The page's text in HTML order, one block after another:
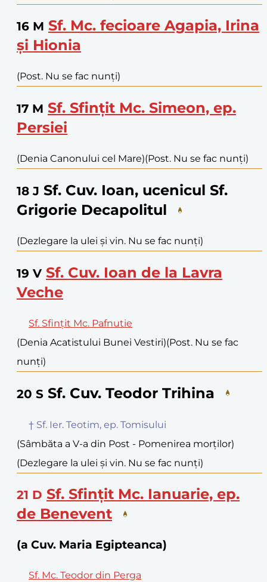
16 M Sf. Mc. fecioare Agapia, Irina
și Hionia
(Post. Nu se fac nunți)
17 M Sf. Sfințit Mc. Simeon, ep.
Persiei
(Denia Canonului cel Mare)(Post. Nu se fac nunți)
18 J Sf. Cuv. Ioan, ucenicul Sf.
Grigorie Decapolitul
(Dezlegare la ulei și vin. Nu se fac nunți)
19 V Sf. Cuv. Ioan de la Lavra
Veche
Sf. Sfințit Mc. Pafnutie
(Denia Acatistului Bunei Vestiri)(Post. Nu se fac
nunți)
20 S Sf. Cuv. Teodor Trihina
† Sf. Ier. Teotim, ep. Tomisului
(Sâmbăta a V-a din Post - Pomenirea morților)
(Dezlegare la ulei și vin. Nu se fac nunți)
21 D Sf. Sfințit Mc. Ianuarie, ep.
de Benevent
(a Cuv. Maria Egipteanca)
Sf. Mc. Teodor din Perga